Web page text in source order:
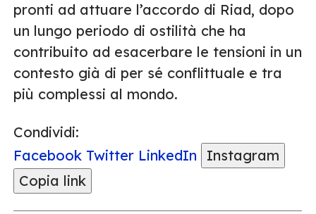
pronti ad attuare l’accordo di Riad, dopo
un lungo periodo di ostilità che ha
contribuito ad esacerbare le tensioni in un
contesto già di per sé conflittuale e tra
più complessi al mondo.
Condividi:
Facebook Twitter LinkedIn
Instagram
Copia link